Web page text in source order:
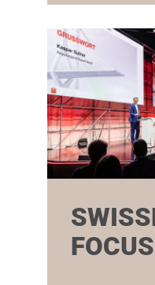
FOCUS